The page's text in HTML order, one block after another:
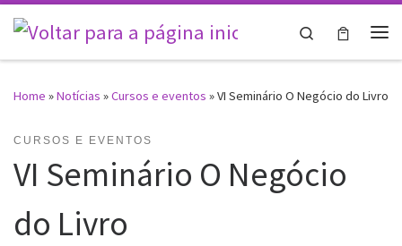
Skip to content
Search
Home »Notícias »Cursos e eventos »VI Seminário O Negócio do Livro
CURSOS E EVENTOS
VI Seminário O Negócio
do Livro